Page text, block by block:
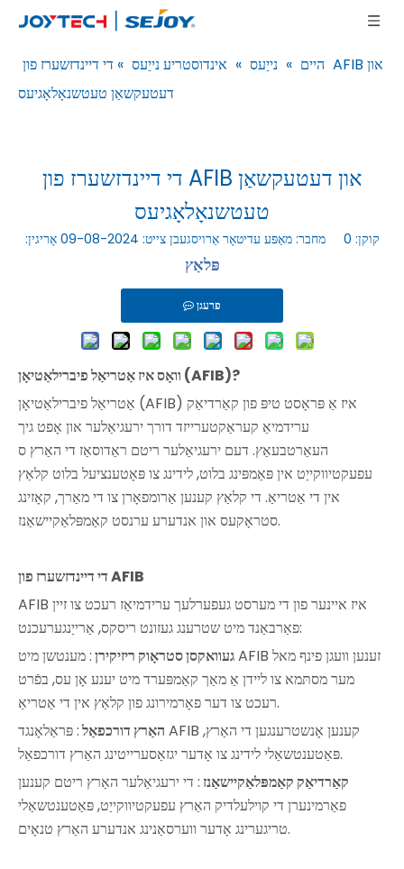
היים » נייַעס » אינדוסטריע נייַעס » די דיינדזשערז פון AFIB און
דעטעקשאַן טעטשנאָלאָגיעס
די דיינדזשערז פון AFIB און דעטעקשאַן
טעטשנאָלאָגיעס
קוקן: 0 מחבר: מאַפּע עדיטאָר אַרויסגעבן צייט: 09-08-2024 אָריגין:
פּלאַץ
פרעגן
וואָס איז אַטריאַל פיברילאַטיאָן (AFIB)?
אַטריאַל פיברילאַטיאָן (AFIB) איז אַ פּראָסט טיפּ פון קאַרדיאַק
ערידמיאַ קעראַקטערייזד דורך ירעגיאַלער און אָפט גיך
העאַרטבעאַץ. דעם ירעגיאַלער ריטם ראַדוסאַז די האַרץ ס
עפעקטיווקייַט אין פּאַמפּינג בלוט, לידינג צו פּאָטענציעל בלוט קלאַץ
אין די אַטריאַ. די קלאַץ קענען אַרומפאָרן צו די מאַרך, קאָזינג
סטראָקעס און אנדערע ערנסט קאַמפּלאַקיישאַנז.
די דיינדזשערז פון AFIB
AFIB איז איינער פון די מערסט געפערלעך ערידמיאַז רעכט צו זיין
פאַרבאַנד מיט שטרענג געזונט ריסקס, אַרייַנגערעכנט:
געוואקסן סטראָוק ריזיקירן: מענטשן מיט AFIB זענען וועגן פינף מאל
מער מסתּמא צו ליידן אַ מאַך קאַמפּערד מיט יענע אָן עס, בפֿרט
רעכט צו דער פאָרמירונג פון קלאַץ אין די אַטריאַ.
האַרץ דורכפאַל: פּראַלאָנגד AFIB קענען אָנשטרענגען די האַרץ,
פּאַטענטשאַלי לידינג צו אָדער יגזאַסערייטינג האַרץ דורכפאַל.
קאַרדיאַק קאַמפּלאַקיישאַנז : די ירעגיאַלער האַרץ ריטם קענען
פאַרמינערן די קוילעלדיק האַרץ עפעקטיווקייַט, פּאַטענטשאַלי
טריגערינג אָדער ווערסאַנינג אנדערע האַרץ טנאָים.